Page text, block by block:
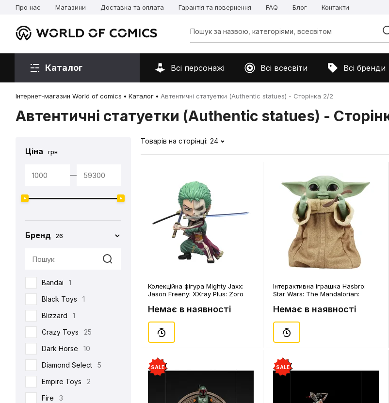
Про нас Магазини Доставка та оплата Гарантія та повернення FAQ Блог Контакти
Каталог Всі персонажі Всі всесвіти Всі бренди
Інтернет-магазин World of comics Каталог Автентичні статуетки (Authentic statues) - Сторінка 2/2
Автентичні статуетки (Authentic statues) -
Ціна грн
—
Бренд 26
Bandai
1
Black Toys
1
Blizzard
1
Crazy Toys
25
Dark Horse
10
Diamond Select
5
Empire Toys
2
Fire
3
Товарів на сторінці: 24
Колекційна фігура Mighty Jaxx:
Jason Freeny: XXray Plus: Zoro
Немає в наявності
Інтерактивна іграшка Hasbro:
Star Wars: The Mandalorian:
Немає в наявності
SALE SALE